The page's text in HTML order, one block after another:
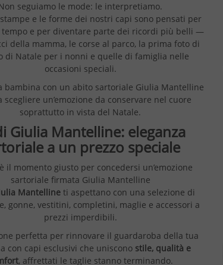
seguiamo le mode: le interpretiamo.
e le forme dei nostri capi sono pensati per
e per diventare parte dei ricordi più belli —
della mamma, le corse al parco, la prima foto di
di Natale per i nonni e quelle di famiglia nelle
occasioni speciali.
bambina con un abito sartoriale Giulia Mantelline
scegliere un’emozione da conservare nel cuore
soprattutto in vista del Natale.
Giulia Mantelline: eleganza
a un prezzo speciale
il momento giusto per concedersi un’emozione
sartoriale firmata Giulia Mantelline
Mantelline ti aspettano con una selezione di
gonne, vestitini, completini, maglie e accessori a
prezzi imperdibili.
perfetta per rinnovare il guardaroba della tua
con capi esclusivi che uniscono stile, qualità e
, affrettati le taglie stanno terminando.